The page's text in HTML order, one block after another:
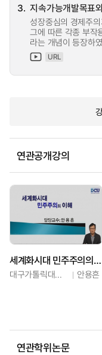
3. 지속가능개발목표
성장중심의 경제주
그에 따른 각종 부작
라는 개념이 등장하
URL
연관공개강의
세계화시대 민주주의의 이해
대구가톨릭대학교 안용흔
연관학위논문